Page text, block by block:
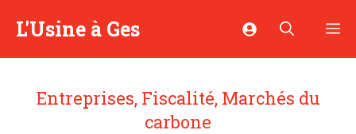
L'Usine à Ges
Entreprises, Fiscalité, Marchés du
carbone